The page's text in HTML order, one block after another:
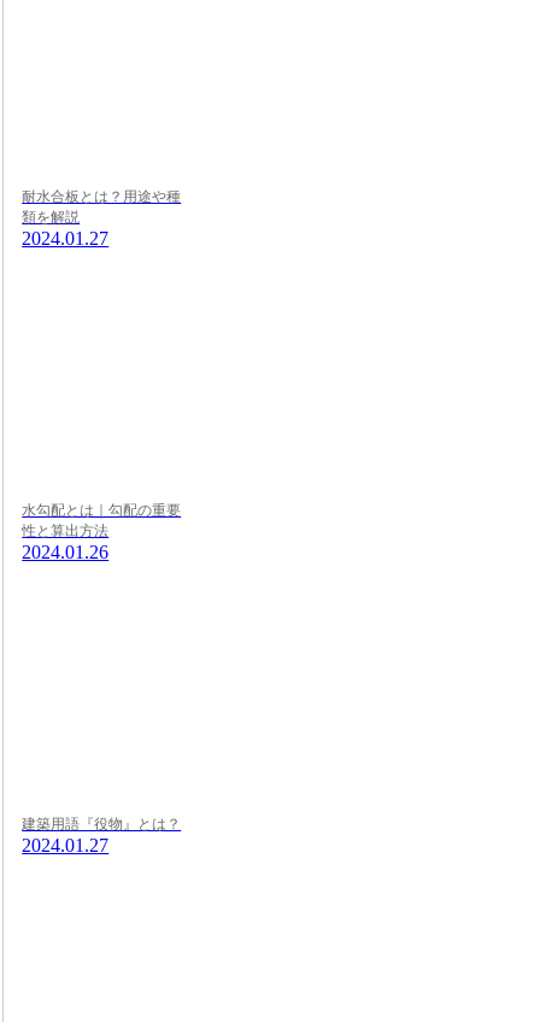
耐水合板とは？用途や種
類を解説
2024.01.27
水勾配とは｜勾配の重要
性と算出方法
2024.01.26
建築用語『役物』とは？
2024.01.27